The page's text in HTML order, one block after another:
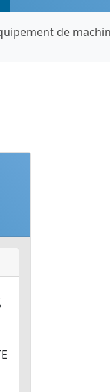
de